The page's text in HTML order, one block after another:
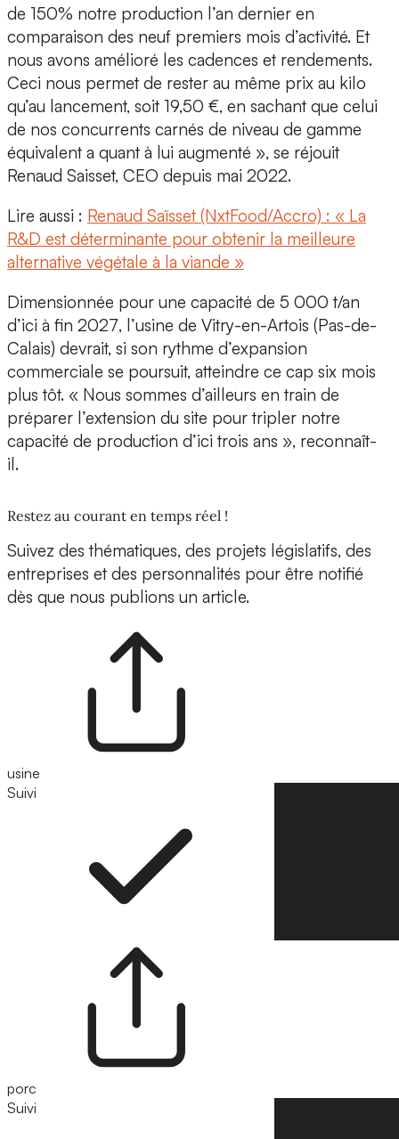
de 150% notre production l’an dernier en
comparaison des neuf premiers mois d’activité. Et
nous avons amélioré les cadences et rendements.
Ceci nous permet de rester au même prix au kilo
qu’au lancement, soit 19,50 €, en sachant que celui
de nos concurrents carnés de niveau de gamme
équivalent a quant à lui augmenté », se réjouit
Renaud Saisset, CEO depuis mai 2022.
Lire aussi : Renaud Saïsset (NxtFood/Accro) : « La
R&D est déterminante pour obtenir la meilleure
alternative végétale à la viande »
Dimensionnée pour une capacité de 5 000 t/an
d’ici à fin 2027, l’usine de Vitry-en-Artois (Pas-de-
Calais) devrait, si son rythme d’expansion
commerciale se poursuit, atteindre ce cap six mois
plus tôt. « Nous sommes d’ailleurs en train de
préparer l’extension du site pour tripler notre
capacité de production d’ici trois ans », reconnaît-
il.
Restez au courant en temps réel !
Suivez des thématiques, des projets législatifs, des
entreprises et des personnalités pour être notifié
dès que nous publions un article.
usine
Suivi
porc
Suivi